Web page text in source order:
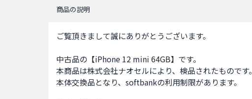
商品の説明
ご覧頂きまして誠にありがとうございます。
中古品の【iPhone 12 mini 64GB】です。
本商品は株式会社ナオセルにより、検品されたものです。
本体交換品となり、softbankの利用制限があります。